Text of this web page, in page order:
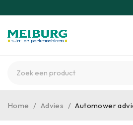
Home / Advies / Automower